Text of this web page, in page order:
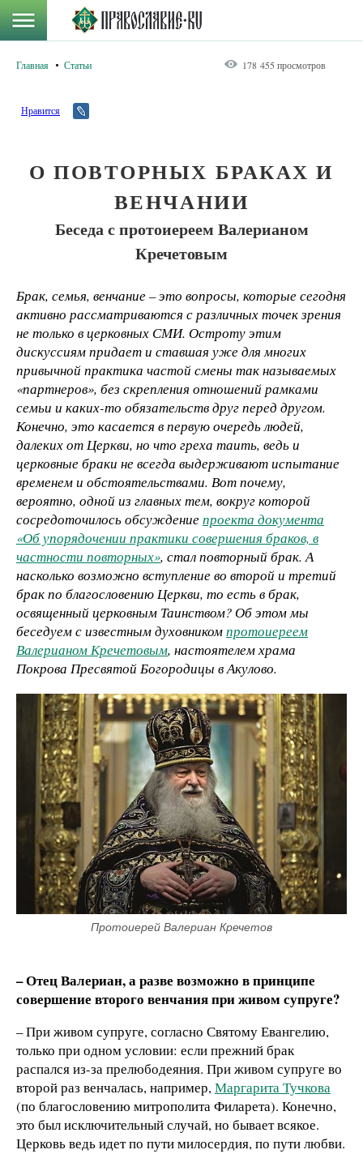
Главная Статьи 178 455 просмотров
Нравится
О ПОВТОРНЫХ БРАКАХ И
ВЕНЧАНИИ
Беседа с протоиереем Валерианом
Кречетовым
Брак, семья, венчание – это вопросы, которые сегодня
активно рассматриваются с различных точек зрения
не только в церковных СМИ. Остроту этим
дискуссиям придает и ставшая уже для многих
привычной практика частой смены так называемых
«партнеров», без скрепления отношений рамками
семьи и каких-то обязательств друг перед другом.
Конечно, это касается в первую очередь людей,
далеких от Церкви, но что греха таить, ведь и
церковные браки не всегда выдерживают испытание
временем и обстоятельствами. Вот почему,
вероятно, одной из главных тем, вокруг которой
сосредоточилось обсуждениепроекта документа
«Об упорядочении практики совершения браков, в
частности повторных», стал повторный брак. А
насколько возможно вступление во второй и третий
брак по благословению Церкви, то есть в брак,
освященный церковным Таинством? Об этом мы
беседуем с известным духовникомпротоиереем
Валерианом Кречетовым, настоятелем храма
Покрова Пресвятой Богородицы в Акулово.
Протоиерей Валериан Кречетов
– Отец Валериан, а разве возможно в принципе
совершение второго венчания при живом супруге?
– При живом супруге, согласно Святому Евангелию,
только при одном условии: если прежний брак
распался из-за прелюбодеяния. При живом супруге во
второй раз венчалась, например,Маргарита Тучкова
(по благословению митрополита Филарета). Конечно,
это был исключительный случай, но бывает всякое.
Церковь ведь идет по пути милосердия, по пути любви.